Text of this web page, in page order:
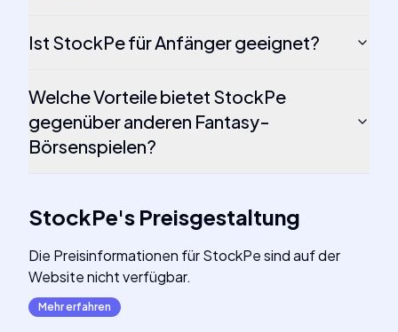
Ist StockPe für Anfänger geeignet?
Welche Vorteile bietet StockPe
gegenüber anderen Fantasy-
Börsenspielen?
StockPe's Preisgestaltung
Die Preisinformationen für StockPe sind auf der
Website nicht verfügbar.
Mehr erfahren